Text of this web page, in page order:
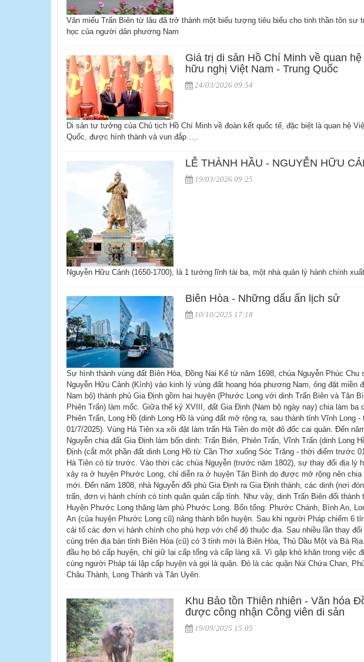
Văn miếu Trấn Biên từ lâu đã trở thành một biểu tượng tiêu biểu cho tinh thần tôn sư
học của người dân phương Nam
Giá trị di sản Hồ Chí Minh về quan
hữu nghị Việt Nam - Trung Quốc
24/03/2026 09:54
Di sản tư tưởng của Chủ tịch Hồ Chí Minh về đoàn kết quốc tế, đặc biệt là quan hệ
Quốc, được hình thành và vun đắp ....
LỄ THÀNH HẦU - NGUYỄN HỮU
19/03/2026 09:25
Nguyễn Hữu Cảnh (1650-1700), là 1 tướng lĩnh tài ba, một nhà quản lý hành chính
Biên Hòa - Những dấu ấn lịch sử
10/10/2025 17:18
Sự hình thành vùng đất Biên Hòa, Đồng Nai Kể từ năm 1698, chúa Nguyễn Phúc
Nguyễn Hữu Cảnh (Kính) vào kinh lý vùng đất hoang hóa phương Nam, ông đặt miền
Nam bộ) thành phủ Gia Định gồm hai huyện (Phước Long với dinh Trấn Biên và Tân
Phiên Trấn) làm mốc. Giữa thế kỷ XVIII, đất Gia Định (Nam bộ ngày nay) chia làm ba
Phiên Trấn, Long Hồ (dinh Long Hồ là vùng đất mở rộng ra, sau thành tỉnh Vĩnh Long
01/7/2025). Vùng Hà Tiên xa xôi đặt làm trấn Hà Tiên do một đô đốc cai quản. Đến
Nguyễn chia đất Gia Định làm bốn dinh: Trấn Biên, Phiên Trấn, Vĩnh Trấn (dinh Long
Định (cắt một phần đất dinh Long Hồ từ Cần Thơ xuống Sóc Trăng - thời điểm trước
Hà Tiên có từ trước. Vào thời các chúa Nguyễn (trước năm 1802), sự thay đổi địa lý
xảy ra ở huyện Phước Long, chỉ diễn ra ở huyện Tân Bình do được mở rộng nên chia
mới. Đến năm 1808, nhà Nguyễn đổi phủ Gia Định ra Gia Định thành, các dinh (nơi
trấn, đơn vị hành chính có tính quân quản cấp tỉnh. Như vậy, dinh Trấn Biên đổi thành
Huyện Phước Long thăng làm phủ Phước Long. Bốn tổng: Phước Chánh, Bình An,
An (của huyện Phước Long cũ) nâng thành bốn huyện. Sau khi người Pháp chiếm 6
cải tổ các đơn vị hành chính cho phù hợp với chế độ thuộc địa. Sau nhiều lần thay
cùng trên địa bàn tỉnh Biên Hòa (cũ) có 3 tỉnh mới là Biên Hòa, Thủ Dầu Một và Bà
đầu họ bỏ cấp huyện, chỉ giữ lại cấp tổng và cấp làng xã. Vì gặp khó khăn trong việc
cùng người Pháp tái lập cấp huyện và gọi là quận. Đó là các quận Núi Chứa Chan,
Châu Thành, Long Thành và Tân Uyên.
Khu Bảo tồn Thiên nhiên - Văn hóa
được công nhận Công viên di sản
19/09/2025 15:05